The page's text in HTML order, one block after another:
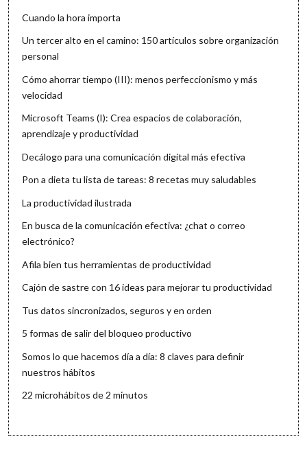
Cuando la hora importa
Un tercer alto en el camino: 150 artículos sobre organización
personal
Cómo ahorrar tiempo (III): menos perfeccionismo y más
velocidad
Microsoft Teams (I): Crea espacios de colaboración,
aprendizaje y productividad
Decálogo para una comunicación digital más efectiva
Pon a dieta tu lista de tareas: 8 recetas muy saludables
La productividad ilustrada
En busca de la comunicación efectiva: ¿chat o correo
electrónico?
Afila bien tus herramientas de productividad
Cajón de sastre con 16 ideas para mejorar tu productividad
Tus datos sincronizados, seguros y en orden
5 formas de salir del bloqueo productivo
Somos lo que hacemos día a día: 8 claves para definir
nuestros hábitos
22 microhábitos de 2 minutos